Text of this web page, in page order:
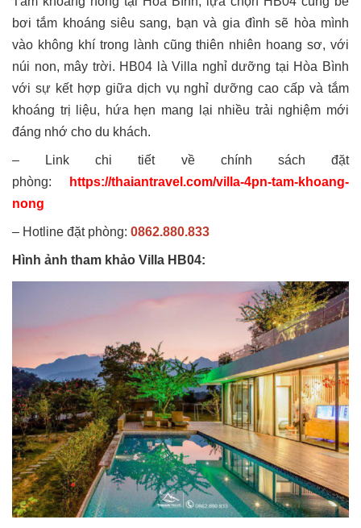
bơi tắm khoáng siêu sang, bạn và gia đình sẽ hòa mình
vào không khí trong lành cũng thiên nhiên hoang sơ, với
núi non, mây trời. HB04 là Villa nghỉ dưỡng tại Hòa Bình
với sự kết hợp giữa dịch vụ nghỉ dưỡng cao cấp và tắm
khoáng trị liệu, hứa hẹn mang lại nhiều trải nghiệm mới
đáng nhớ cho du khách.
– Link chi tiết về chính sách đặt
phòng:
https://thaiantravel.com/villa-4pn-tam-khoang-
nong
– Hotline đặt phòng: 0862.880.833
Hình ảnh tham khảo Villa HB04: